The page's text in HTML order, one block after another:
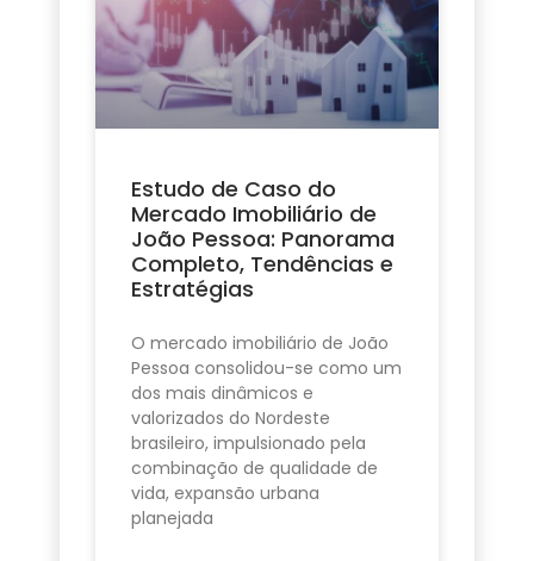
Estudo de Caso do
Mercado Imobiliário de
João Pessoa: Panorama
Completo, Tendências e
Estratégias
O mercado imobiliário de João
Pessoa consolidou-se como um
dos mais dinâmicos e
valorizados do Nordeste
brasileiro, impulsionado pela
combinação de qualidade de
vida, expansão urbana
planejada